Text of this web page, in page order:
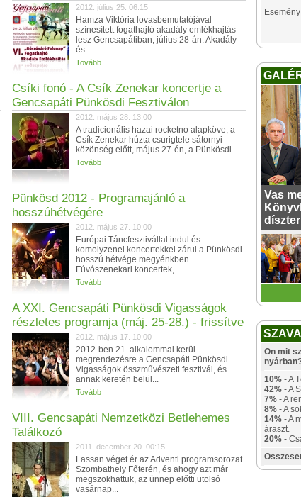
2012. július 25. 06:15
Hamza Viktória lovasbemutatójával
színesített fogathajtó akadály emlékhajtás
lesz Gencsapátiban, július 28-án. Akadály-
és...
Tovább
Csíki fonó - A Csík Zenekar koncertje a
Gencsapáti Pünkösdi Fesztiválon
2012. május 28. 13:00
A tradicionális hazai rocketno alapköve, a
Csík Zenekar húzta csurigtele sátornyi
közönség előtt, május 27-én, a Pünkösdi...
Tovább
Pünkösd 2012 - Programajánló a
hosszúhétvégére
2012. május 27. 10:00
Európai Táncfesztivállal indul és
komolyzenei koncertekkel zárul a Pünkösdi
hosszú hétvége megyénkben.
Fúvószenekari koncertek,...
Tovább
A XXI. Gencsapáti Pünkösdi Vigasságok
részletes programja (máj. 25-28.) - frissítve
2012. május 17. 10:00
2012-ben 21. alkalommal kerül
megrendezésre a Gencsapáti Pünkösdi
Vigasságok összművészeti fesztivál, és
annak keretén belül...
Tovább
VIII. Gencsapáti Nemzetközi Betlehemes
Találkozó
2011. december 20. 00:15
Lassan véget ér az Adventi programsorozat
Szombathely Főterén, és ahogy azt már
megszokhattuk, az ünnep előtti utolsó
vasárnap...
Vas
Ön mit
10% - A
42% - A
7% - A
8% - A
14% - A
áraszt.
20% -